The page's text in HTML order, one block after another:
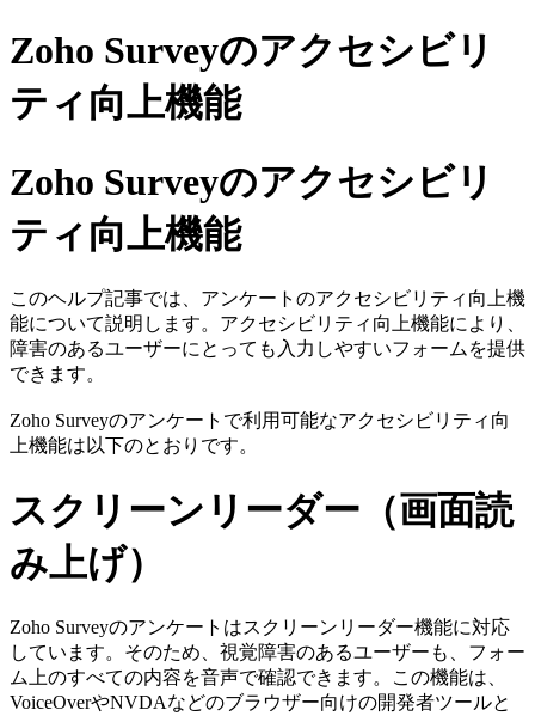
Zoho Surveyのアクセシビリ
ティ向上機能
Zoho Surveyのアクセシビリ
ティ向上機能
このヘルプ記事では、アンケートのアクセシビリティ向上機
能について説明します。アクセシビリティ向上機能により、
障害のあるユーザーにとっても入力しやすいフォームを提供
できます。
Zoho Surveyのアンケートで利用可能なアクセシビリティ向
上機能は以下のとおりです。
スクリーンリーダー（画面読
み上げ）
Zoho Surveyのアンケートはスクリーンリーダー機能に対応
しています。そのため、視覚障害のあるユーザーも、フォー
ム上のすべての内容を音声で確認できます。この機能は、
VoiceOverやNVDAなどのブラウザー向けの開発者ツールと